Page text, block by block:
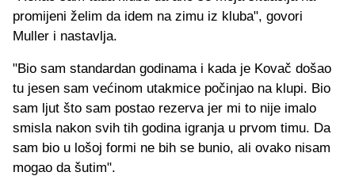
promijeni želim da idem na zimu iz kluba", govori
Muller i nastavlja.
"Bio sam standardan godinama i kada je Kovač došao
tu jesen sam većinom utakmice počinjao na klupi. Bio
sam ljut što sam postao rezerva jer mi to nije imalo
smisla nakon svih tih godina igranja u prvom timu. Da
sam bio u lošoj formi ne bih se bunio, ali ovako nisam
mogao da šutim".